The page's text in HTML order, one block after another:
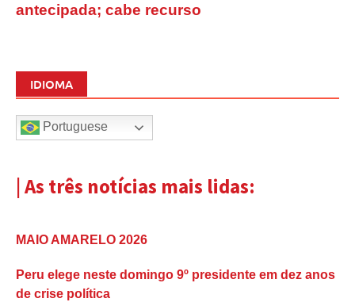
antecipada; cabe recurso
IDIOMA
Portuguese
| As três notícias mais lidas:
MAIO AMARELO 2026
Peru elege neste domingo 9º presidente em dez anos
de crise política